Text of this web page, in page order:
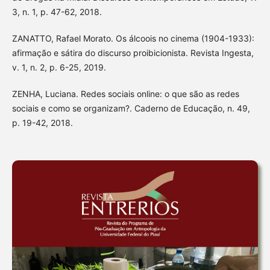
3, n. 1, p. 47-62, 2018.
ZANATTO, Rafael Morato. Os álcoois no cinema (1904-1933):
afirmação e sátira do discurso proibicionista. Revista Ingesta,
v. 1, n. 2, p. 6-25, 2019.
ZENHA, Luciana. Redes sociais online: o que são as redes
sociais e como se organizam?. Caderno de Educação, n. 49,
p. 19-42, 2018.